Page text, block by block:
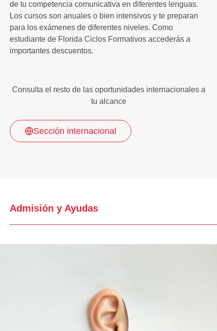
de tu competencia comunicativa en diferentes lenguas.
Los cursos son anuales o bien intensivos y te preparan
para los exámenes de diferentes niveles. Como
estudiante de Florida Ciclos Formativos accederás a
importantes descuentos.
Consulta el resto de las oportunidades internacionales a
tu alcance
Sección internacional
Admisión y Ayudas